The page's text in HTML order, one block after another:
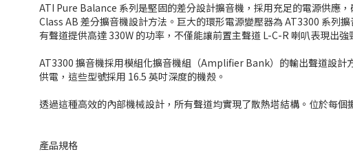
ATI Pure Balance 系列是堅固的差分設計擴音機，採用充足的電源供應
Class AB 差分擴音機設計方法。巨大的環形電源變壓器為 AT3300 系列
有聲道提供高達 330W 的功率，不僅能讓前置主聲道 L-C-R 喇叭表現出
AT3300 擴音機採用模組化擴音機組（Amplifier Bank）的輸出聲道設計
供電，這些型號採用 16.5 英吋深度的機殼。
透過這種高效的內部機械設計，所有聲道均實現了散熱塔結構。位於每
產品規格